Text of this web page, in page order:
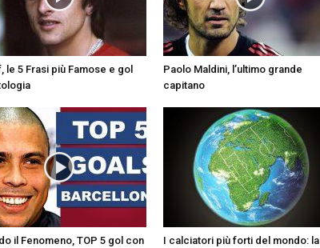
le 5 Frasi più Famose e gol
Paolo Maldini, l’ultimo grande
capitano
il Fenomeno, TOP 5 gol con
I calciatori più forti del mondo: la